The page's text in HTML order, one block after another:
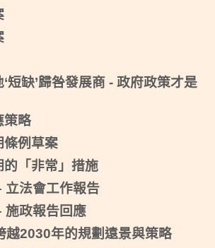
短缺’歸咎發展商 - 政府政策才是
策略
條例草案
的「非常」措施
立法會工作報告
施政報告回應
越2030年的規劃遠景與策略